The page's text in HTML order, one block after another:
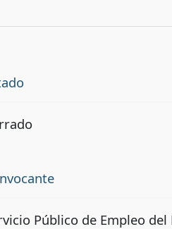
Público de Empleo del